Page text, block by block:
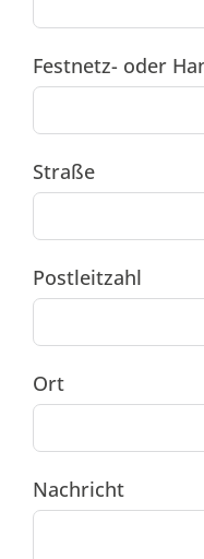
Festnetz- oder
Straße
Postleitzahl
Ort
Nachricht